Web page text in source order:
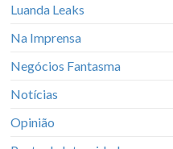
Luanda Leaks
Na Imprensa
Negócios Fantasma
Notícias
Opinião